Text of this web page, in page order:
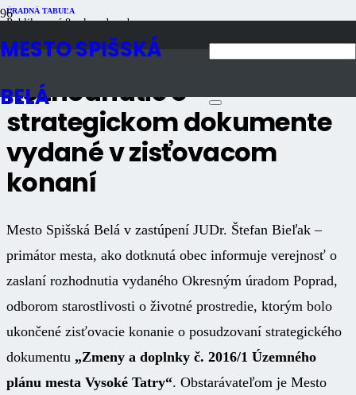
MESTO SPIŠSKÁ
BELÁ
ÚRADNÁ TABUĽA
Publikované8 rokov dozadu
Rozhodnutie o
strategickom dokumente
vydané v zisťovacom
konaní
Mesto Spišská Belá v zastúpení JUDr. Štefan Bieľak –
primátor mesta, ako dotknutá obec informuje verejnosť o
zaslaní rozhodnutia vydaného Okresným úradom Poprad,
odborom starostlivosti o životné prostredie, ktorým bolo
ukončené zisťovacie konanie o posudzovaní strategického
dokumentu „Zmeny a doplnky č. 2016/1 Územného
plánu mesta Vysoké Tatry“. Obstarávateľom je Mesto